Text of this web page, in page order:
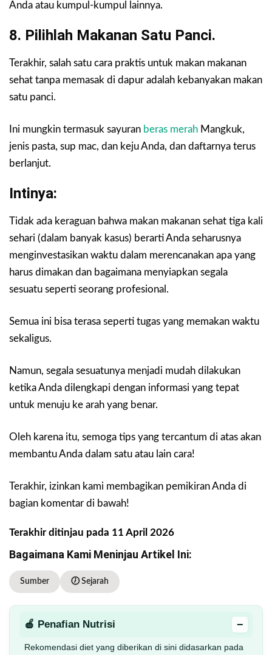
Anda atau kumpul-kumpul lainnya.
8. Pilihlah Makanan Satu Panci.
Terakhir, salah satu cara praktis untuk makan makanan
sehat tanpa memasak di dapur adalah kebanyakan makan
satu panci.
Ini mungkin termasuk sayuran beras merah Mangkuk,
jenis pasta, sup mac, dan keju Anda, dan daftarnya terus
berlanjut.
Intinya:
Tidak ada keraguan bahwa makan makanan sehat tiga kali
sehari (dalam banyak kasus) berarti Anda seharusnya
menginvestasikan waktu dalam merencanakan apa yang
harus dimakan dan bagaimana menyiapkan segala
sesuatu seperti seorang profesional.
Semua ini bisa terasa seperti tugas yang memakan waktu
sekaligus.
Namun, segala sesuatunya menjadi mudah dilakukan
ketika Anda dilengkapi dengan informasi yang tepat
untuk menuju ke arah yang benar.
Oleh karena itu, semoga tips yang tercantum di atas akan
membantu Anda dalam satu atau lain cara!
Terakhir, izinkan kami membagikan pemikiran Anda di
bagian komentar di bawah!
Terakhir ditinjau pada 11 April 2026
Bagaimana Kami Meninjau Artikel Ini:
Sumber 🕖 Sejarah
🍎 Penafian Nutrisi −
Rekomendasi diet yang diberikan di sini didasarkan pada